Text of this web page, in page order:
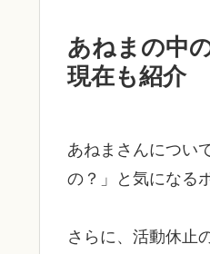
あねまの中
現在も紹介
あねまさんについ
の？」と気になる
さらに、活動休止